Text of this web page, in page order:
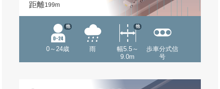
距離199m
0～24歳
他
雨
幅5.5～
9.0m
他
歩車分式信
号